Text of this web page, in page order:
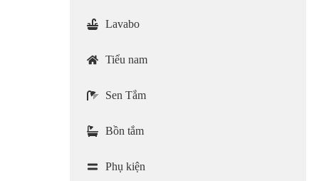
Lavabo
Tiểu nam
Sen Tắm
Bồn tắm
Phụ kiện